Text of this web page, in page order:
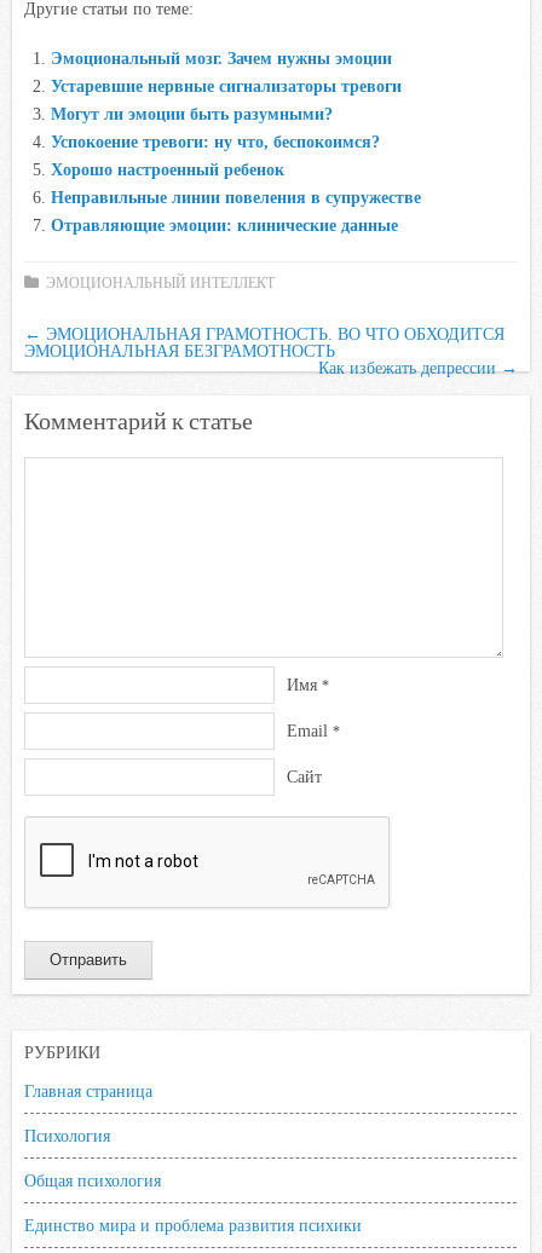
c
b
o
o
k
i
e
r
a
A
p
p
R
u
l
a
s
s
n
i
Другие статьи по теме:
Эмоциональный мозг. Зачем нужны эмоции
Устаревшие нервные сигнализаторы тревоги
Могут ли эмоции быть разумными?
Успокоение тревоги: ну что, беспокоимся?
Хорошо настроенный ребенок
Неправильные линии повеления в супружестве
Отравляющие эмоции: клинические данные
ЭМОЦИОНАЛЬНЫЙ ИНТЕЛЛЕКТ
← ЭМОЦИОНАЛЬНАЯ ГРАМОТНОСТЬ. ВО ЧТО ОБХОДИТСЯ
ЭМОЦИОНАЛЬНАЯ БЕЗГРАМОТНОСТЬ
Как избежать депрессии→
Комментарий к статье
Имя *
Email *
Сайт
РУБРИКИ
Главная страница
Психология
Общая психология
Единство мира и проблема развития психики